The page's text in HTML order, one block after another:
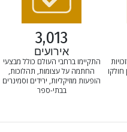
את 30 הזכויות
3,013
אירועים
התקיימו ברחבי העולם כולל מבצעי
החתמה על עצומות, תהלוכות,
הופעות מוזיקליות, ירידים וסמינרים
בבתי-ספר